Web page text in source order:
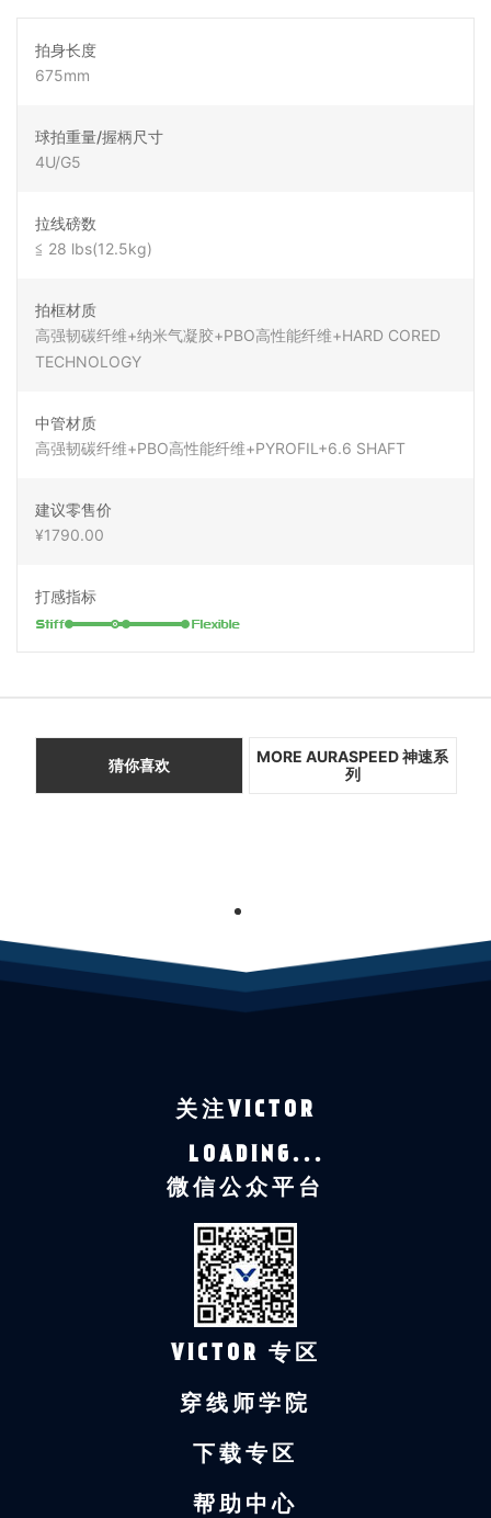
拍身长度
675mm
球拍重量/握柄尺寸
4U/G5
拉线磅数
≦ 28 lbs(12.5kg)
拍框材质
高强韧碳纤维+纳米气凝胶+PBO高性能纤维+HARD CORED
TECHNOLOGY
中管材质
高强韧碳纤维+PBO高性能纤维+PYROFIL+6.6 SHAFT
建议零售价
¥1790.00
打感指标
猜你喜欢
MORE AURASPEED 神速系
列
1
关注VICTOR
LOADING...
微信公众平台
VICTOR 专区
穿线师学院
下载专区
帮助中心